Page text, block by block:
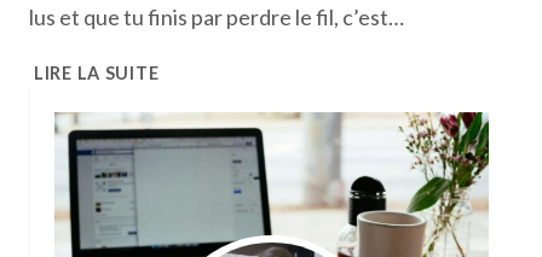
lus et que tu finis par perdre le fil, c’est…
LIRE LA SUITECOMMENT
SA
BOÎTE
PROFESSIONNELLE